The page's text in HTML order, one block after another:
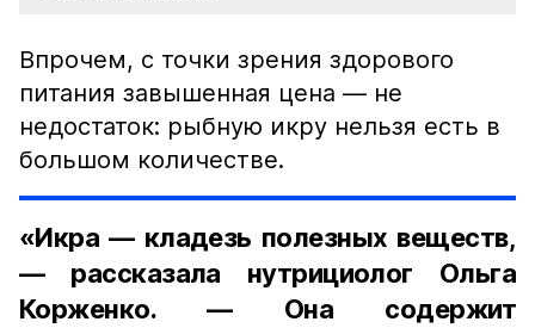
Впрочем, с точки зрения здорового
питания завышенная цена — не
недостаток: рыбную икру нельзя есть в
большом количестве.
«Икра — кладезь полезных веществ,
— рассказала нутрициолог Ольга
Корженко. — Она содержит